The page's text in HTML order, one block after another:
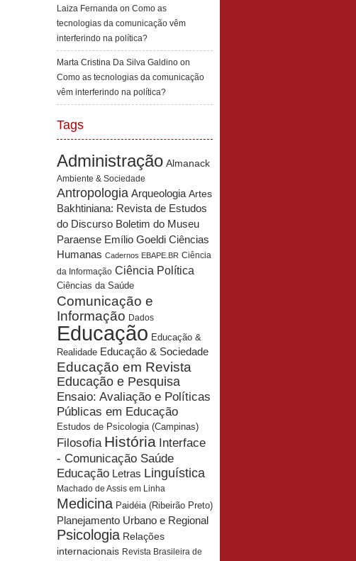
Laiza Fernanda on Como as
tecnologias da comunicação vêm
interferindo na política?
Marta Cristina Da Silva Galdino on
Como as tecnologias da comunicação
vêm interferindo na política?
Tags
Administração Almanack
Ambiente & Sociedade
Antropologia Arqueologia Artes
Bakhtiniana: Revista de Estudos
do Discurso Boletim do Museu
Paraense Emílio Goeldi Ciências
Humanas Cadernos EBAPE.BR Ciência
da Informação Ciência Política
Ciências da Saúde
Comunicação e
Informação Dados
Educação Educação &
Realidade Educação & Sociedade
Educação em Revista
Educação e Pesquisa
Ensaio: Avaliação e Políticas
Públicas em Educação
Estudos de Psicologia (Campinas)
Filosofia História Interface
- Comunicação Saúde
Educação Letras Linguística
Machado de Assis em Linha
Medicina Paidéia (Ribeirão Preto)
Planejamento Urbano e Regional
Psicologia Relações
internacionais Revista Brasileira de